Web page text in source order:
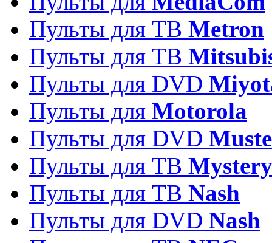
Пульты для ТВ Metron
Пульты для TB
Пульты для DVD
Пульты для Motorola
Пульты для DVD
Пульты для ТВ Mystery
Пульты для ТВ Nash
Пульты для DVD Nash